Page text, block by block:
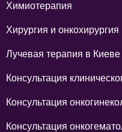
Химиотерапия
Хирургия и онкохирургия
Лучевая терапия в Киеве
Консультация
Консультация
Консультация